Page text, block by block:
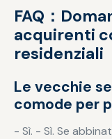
FAQ：
acquirenti
residenziali
Le vecchie
comode per
- Sì. - Sì. Se